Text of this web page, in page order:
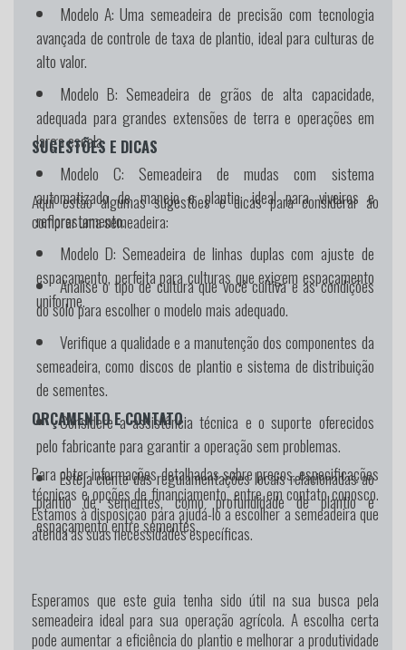
Modelo A: Uma semeadeira de precisão com tecnologia
avançada de controle de taxa de plantio, ideal para culturas de
alto valor.
Modelo B: Semeadeira de grãos de alta capacidade,
adequada para grandes extensões de terra e operações em
larga escala.
Modelo C: Semeadeira de mudas com sistema
automatizado de manejo e plantio, ideal para viveiros e
reflorestamento.
Modelo D: Semeadeira de linhas duplas com ajuste de
espaçamento, perfeita para culturas que exigem espaçamento
uniforme.
SUGESTÕES E DICAS
Aqui estão algumas sugestões e dicas para considerar ao
comprar uma semeadeira:
Analise o tipo de cultura que você cultiva e as condições
do solo para escolher o modelo mais adequado.
Verifique a qualidade e a manutenção dos componentes da
semeadeira, como discos de plantio e sistema de distribuição
de sementes.
Considere a assistência técnica e o suporte oferecidos
pelo fabricante para garantir a operação sem problemas.
Esteja ciente das regulamentações locais relacionadas ao
plantio de sementes, como profundidade de plantio e
espaçamento entre sementes.
ORÇAMENTO E CONTATO
Para obter informações detalhadas sobre preços, especificações
técnicas e opções de financiamento, entre em contato conosco.
Estamos à disposição para ajudá-lo a escolher a semeadeira que
atenda às suas necessidades específicas.
Esperamos que este guia tenha sido útil na sua busca pela
semeadeira ideal para sua operação agrícola. A escolha certa
pode aumentar a eficiência do plantio e melhorar a produtividade